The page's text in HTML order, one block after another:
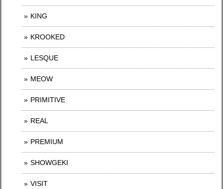
KING
KROOKED
LESQUE
MEOW
PRIMITIVE
REAL
PREMIUM
SHOWGEKI
VISIT